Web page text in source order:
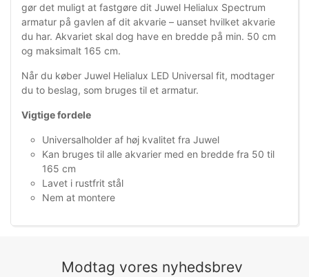
gør det muligt at fastgøre dit Juwel Helialux Spectrum
armatur på gavlen af dit akvarie – uanset hvilket akvarie
du har. Akvariet skal dog have en bredde på min. 50 cm
og maksimalt 165 cm.
Når du køber Juwel Helialux LED Universal fit, modtager
du to beslag, som bruges til et armatur.
Vigtige fordele
Universalholder af høj kvalitet fra Juwel
Kan bruges til alle akvarier med en bredde fra 50 til
165 cm
Lavet i rustfrit stål
Nem at montere
Modtag vores nyhedsbrev